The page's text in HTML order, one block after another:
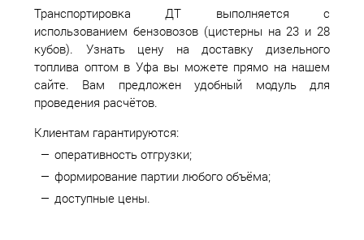
Транспортировка ДТ выполняется с
использованием бензовозов (цистерны на 23 и 28
кубов). Узнать цену на доставку дизельного
топлива оптом в Уфа вы можете прямо на нашем
сайте. Вам предложен удобный модуль для
проведения расчётов.
Клиентам гарантируются:
оперативность отгрузки;
формирование партии любого объёма;
доступные цены.